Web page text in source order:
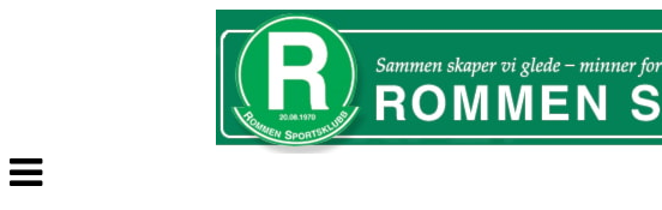
Veksle
navigasjon